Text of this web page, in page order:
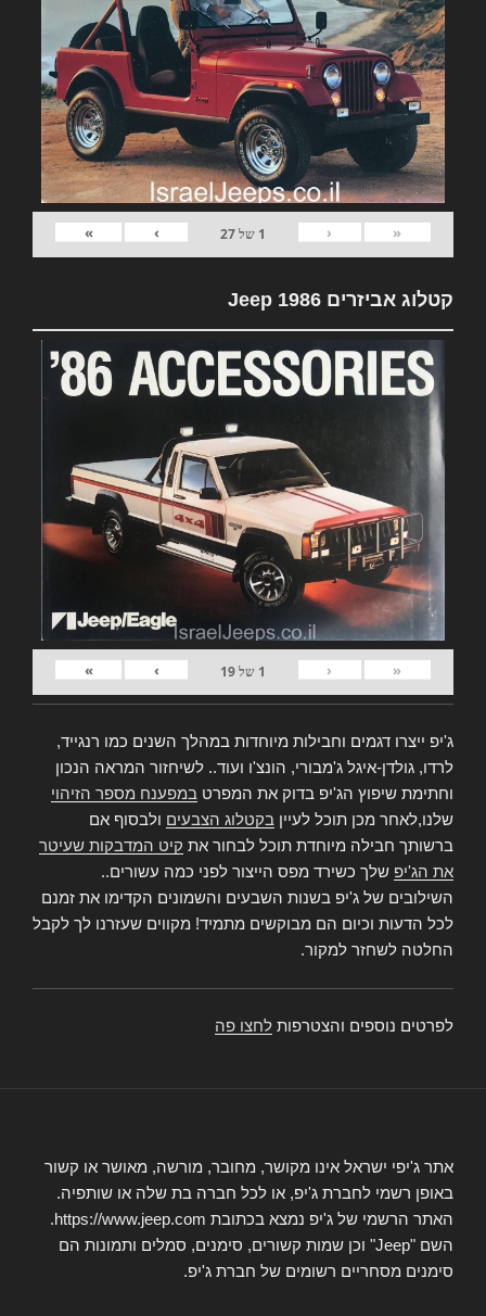
«
‹
1 של27
›
»
קטלוג אביזרים Jeep 1986
«
‹
1 של19
›
»
ג'יפ ייצרו דגמים וחבילות מיוחדות במהלך השנים כמו רנגייד,
לרדו, גולדן-איגל ג'מבורי, הונצ'ו ועוד.. לשיחזור המראה הנכון
וחתימת שיפוץ הג'יפ בדוק את המפרט במפענח מספר הזיהוי
שלנו,לאחר מכן תוכל לעיין בקטלוג הצבעים ולבסוף אם
ברשותך חבילה מיוחדת תוכל לבחור את קיט המדבקות שעיטר
את הג'יפ שלך כשירד מפס הייצור לפני כמה עשורים..
השילובים של ג'יפ בשנות השבעים והשמונים הקדימו את זמנם
לכל הדעות וכיום הם מבוקשים מתמיד! מקווים שעזרנו לך לקבל
החלטה לשחזר למקור.
לפרטים נוספים והצטרפות לחצו פה
אתר ג'יפי ישראל אינו מקושר, מחובר, מורשה, מאושר או קשור
באופן רשמי לחברת ג'יפ, או לכל חברה בת שלה או שותפיה.
האתר הרשמי של ג'יפ נמצא בכתובת https://www.jeep.com.
השם "Jeep" וכן שמות קשורים, סימנים, סמלים ותמונות הם
סימנים מסחריים רשומים של חברת ג'יפ.